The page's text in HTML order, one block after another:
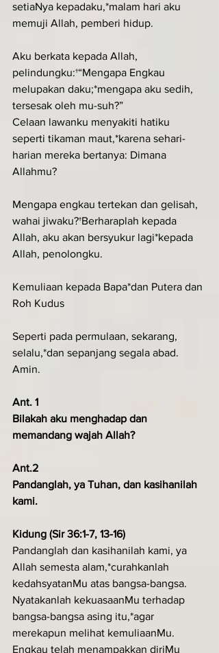
setiaNya kepadaku,*malam hari aku
memuji Allah, pemberi hidup.
Aku berkata kepada Allah,
pelindungku:†“Mengapa Engkau
melupakan daku;*mengapa aku sedih,
tersesak oleh mu-suh?”
Celaan lawanku menyakiti hatiku
seperti tikaman maut,*karena sehari-
harian mereka bertanya: Dimana
Allahmu?
Mengapa engkau tertekan dan gelisah,
wahai jiwaku?†Berharaplah kepada
Allah, aku akan bersyukur lagi*kepada
Allah, penolongku.
Kemuliaan kepada Bapa*dan Putera dan
Roh Kudus
Seperti pada permulaan, sekarang,
selalu,*dan sepanjang segala abad.
Amin.
Ant. 1
Bilakah aku menghadap dan
memandang wajah Allah?
Ant.2
Pandanglah, ya Tuhan, dan kasihanilah
kami.
Kidung (Sir 36:1-7, 13-16)
Pandanglah dan kasihanilah kami, ya
Allah semesta alam,*curahkanlah
kedahsyatanMu atas bangsa-bangsa.
Nyatakanlah kekuasaanMu terhadap
bangsa-bangsa asing itu,*agar
merekapun melihat kemuliaanMu.
Engkau telah menampakkan diriMu